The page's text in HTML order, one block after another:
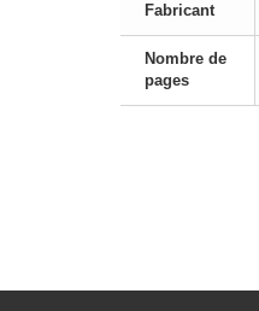
Fabricant
Nombre de
pages